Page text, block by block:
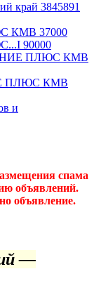
край 3845891
КМВ 37000
90000
ПЛЮС КМВ
ПЛЮС КМВ
и
спама
объявлений.
объявление.
—